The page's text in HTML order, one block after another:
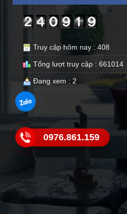
Truy cập hôm nay : 408
Tổng lượt truy cập : 661014
Đang xem : 2
0976.861.159